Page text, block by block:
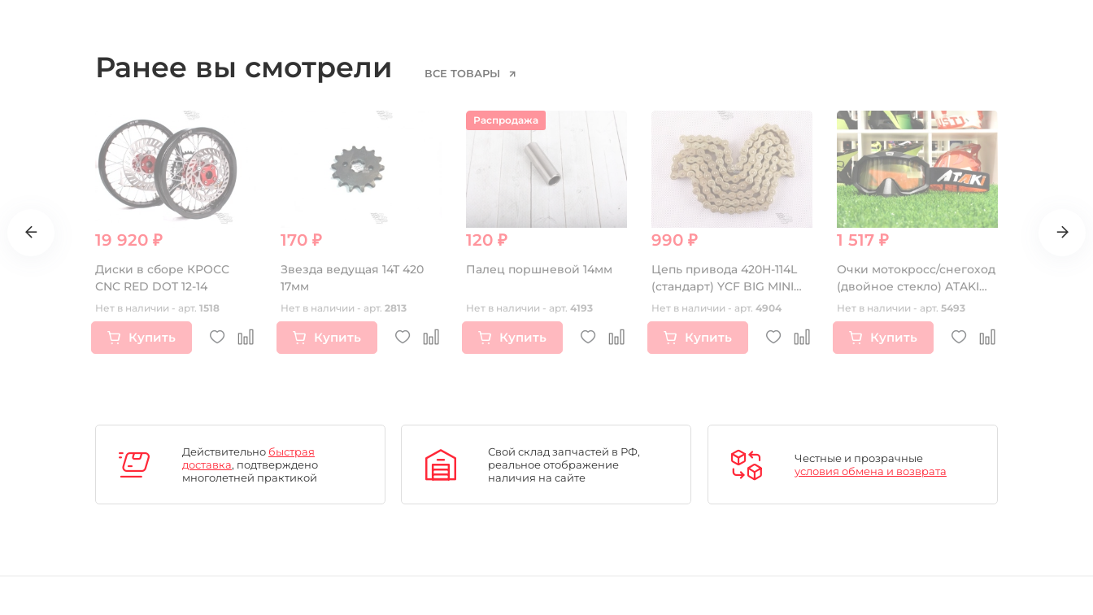
Ранее вы смотрели ВСЕ ТОВАРЫ
₽ 19 920 ₽
Диски в сборе КРОСС
СNC RED DOT 12-14
Нет в наличии - арт. 1518
Купить
170 ₽
Звезда ведущая 14Т 420
17мм
Нет в наличии - арт. 2813
Купить
Распродажа
120 ₽
Палец поршневой 14мм
Нет в наличии - арт. 4193
Купить
990 ₽
Цепь привода 420H-114L
(стандарт) YCF BIG MINI
KMC TW
Нет в наличии - арт. 4904
Купить
1 517 ₽
Очки мотокросс/снегоход
(двойное стекло) ATAKI
HB-811 черные матовые
Нет в наличии - арт. 5493
Купить
2 990 ₽
Действительно быстрая
доставка, подтверждено
многолетней практикой
Свой склад запчастей в РФ,
реальное отображение
наличия на сайте
Честные и прозрачные
условия обмена и возврата